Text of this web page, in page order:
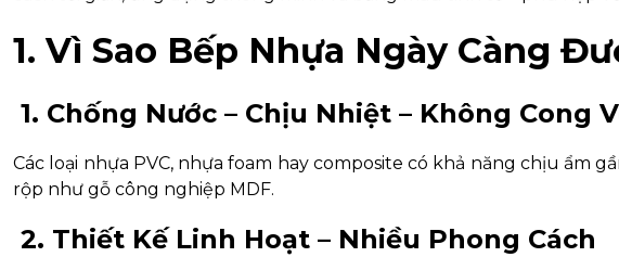
1. Vì Sao Bếp Nhựa Ngày Càng
1. Chống Nước – Chịu Nhiệt – Không Cong
Các loại nhựa PVC, nhựa foam hay composite có khả năng chịu ẩm
rộp như gỗ công nghiệp MDF.
2. Thiết Kế Linh Hoạt – Nhiều Phong Cách